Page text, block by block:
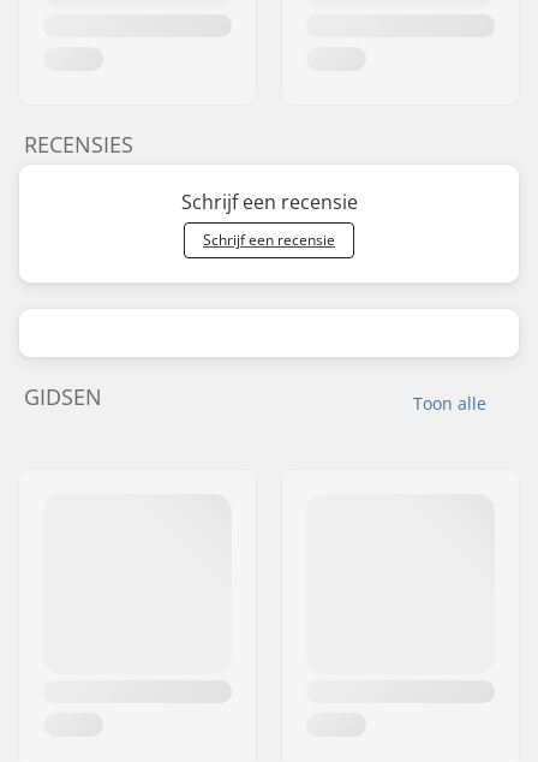
RECENSIES
Schrijf een recensie
Schrijf een recensie
Toon alle
GIDSEN